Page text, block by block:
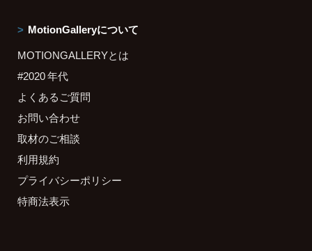
MotionGalleryについて
MOTIONGALLERYとは
#2020 年代
よくあるご質問
お問い合わせ
取材のご相談
利用規約
プライバシーポリシー
特商法表示